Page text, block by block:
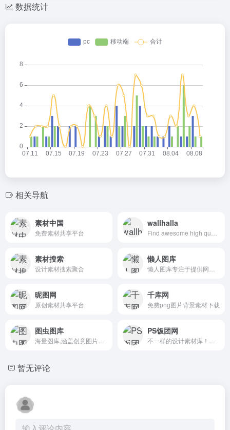
数据统计
相关导航
素材中国
免费素材共享平台
wallhalla
素材搜索
设计素材搜索聚合
懒人图库
昵图网
原创素材共享平台
千库网
免费png图片背景素材下载
图虫图库 PS饭团网
暂无评论